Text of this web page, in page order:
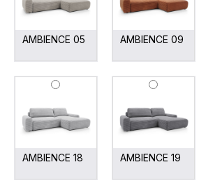
AMBIENCE 05 AMBIENCE 09
AMBIENCE 18 AMBIENCE 19